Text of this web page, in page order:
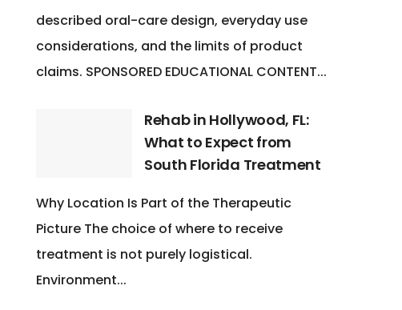
described oral-care design, everyday use
considerations, and the limits of product
claims. SPONSORED EDUCATIONAL CONTENT...
Rehab in Hollywood, FL:
What to Expect from
South Florida Treatment
Why Location Is Part of the Therapeutic
Picture The choice of where to receive
treatment is not purely logistical.
Environment...